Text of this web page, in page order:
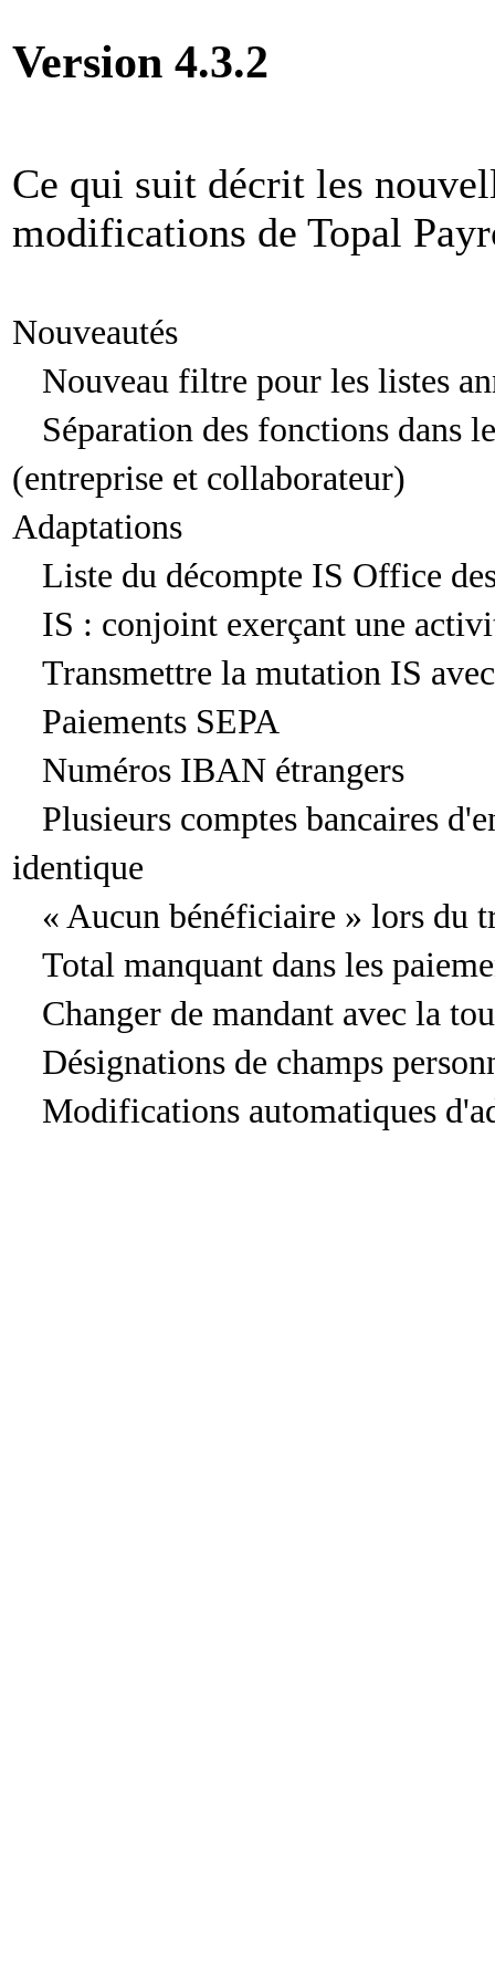
Version 4.3.2
Ce qui suit décrit les
modifications de Topal
Nouveautés
Nouveau filtre pour les listes
Séparation des fonctions dans
(entreprise et collaborateur)
Adaptations
Liste du décompte IS Office
IS : conjoint exerçant une
Transmettre la mutation IS
Paiements SEPA
Numéros IBAN étrangers
Plusieurs comptes bancaires
identique
« Aucun bénéficiaire » lors du
Total manquant dans les
Changer de mandant avec la
Désignations de champs
Modifications automatiques